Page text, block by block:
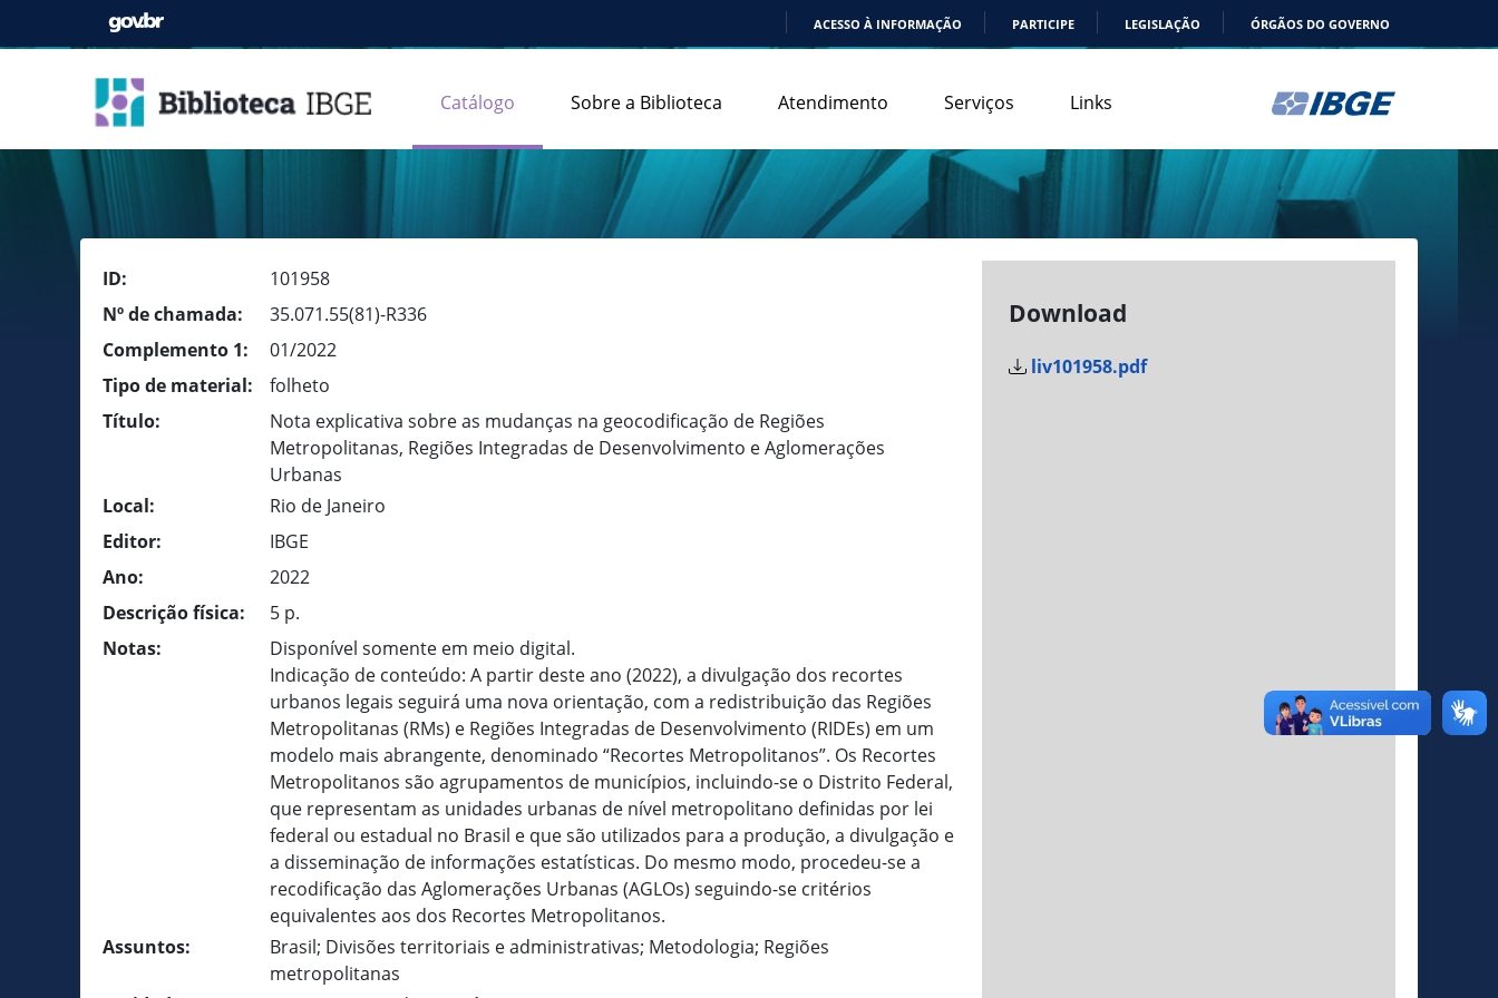
ACESSO À INFORMAÇÃO PARTICIPE LEGISLAÇÃO ÓRGÃOS DO GOVERNO
Catálogo Sobre a Biblioteca Atendimento Serviços Links
ID:
101958
Nº de chamada:
35.071.55(81)-R336
Complemento 1:
01/2022
Tipo de material:
folheto
Título:
Nota explicativa sobre as mudanças na geocodificação de Regiões
Metropolitanas, Regiões Integradas de Desenvolvimento e Aglomerações
Urbanas
Local:
Rio de Janeiro
Editor:
IBGE
Ano:
2022
Descrição física:
5 p.
Notas:
Disponível somente em meio digital.
Indicação de conteúdo: A partir deste ano (2022), a divulgação dos recortes
urbanos legais seguirá uma nova orientação, com a redistribuição das Regiões
Metropolitanas (RMs) e Regiões Integradas de Desenvolvimento (RIDEs) em um
modelo mais abrangente, denominado “Recortes Metropolitanos”. Os Recortes
Metropolitanos são agrupamentos de municípios, incluindo-se o Distrito Federal,
que representam as unidades urbanas de nível metropolitano definidas por lei
federal ou estadual no Brasil e que são utilizados para a produção, a divulgação e
a disseminação de informações estatísticas. Do mesmo modo, procedeu-se a
recodificação das Aglomerações Urbanas (AGLOs) seguindo-se critérios
equivalentes aos dos Recortes Metropolitanos.
Assuntos:
Brasil; Divisões territoriais e administrativas; Metodologia; Regiões
metropolitanas
Download
liv101958.pdf